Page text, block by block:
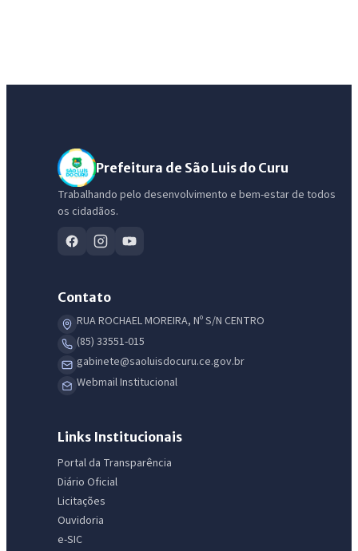
Prefeitura de São Luis do Curu
Trabalhando pelo desenvolvimento e bem-estar de todos
os cidadãos.
Contato
RUA ROCHAEL MOREIRA, Nº S/N CENTRO
(85) 33551-015
gabinete@saoluisdocuru.ce.gov.br
Webmail Institucional
Links Institucionais
Portal da Transparência
Diário Oficial
Licitações
Ouvidoria
e-SIC